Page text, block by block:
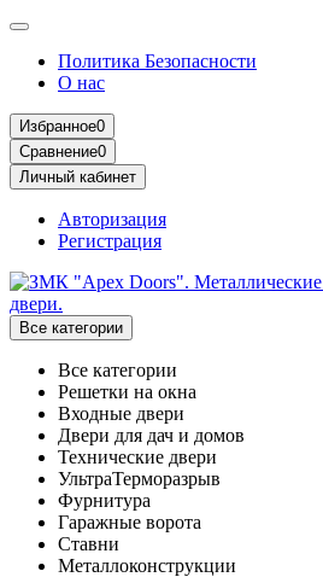
Политика Безопасности
О нас
Избранное0
Сравнение0
Личный кабинет
Авторизация
Регистрация
Все категории
Все категории
Решетки на окна
Входные двери
Двери для дач и домов
Технические двери
УльтраТерморазрыв
Фурнитура
Гаражные ворота
Ставни
Металлоконструкции